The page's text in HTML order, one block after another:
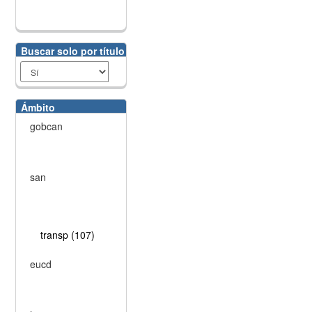
Buscar solo por título
Ámbito
gobcan
san
transp (107)
eucd